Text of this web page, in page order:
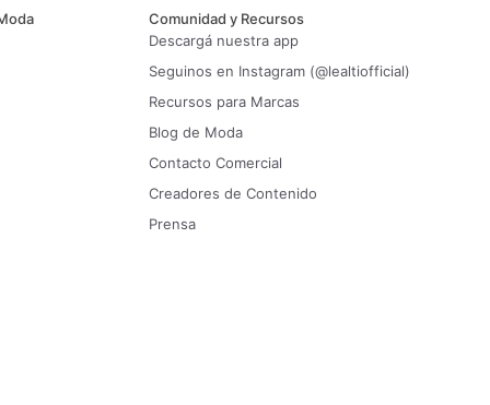
Comunidad y Recursos
Descargá nuestra app
Seguinos en Instagram (@lealtiofficial)
Recursos para Marcas
Blog de Moda
Contacto Comercial
Creadores de Contenido
Prensa